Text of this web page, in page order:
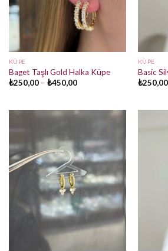
KÜPE
Baget Taşlı Gold Halka Küpe
₺250,00 – ₺450,00Fiyat
₺450,00
KÜPE
Basic
₺250,00